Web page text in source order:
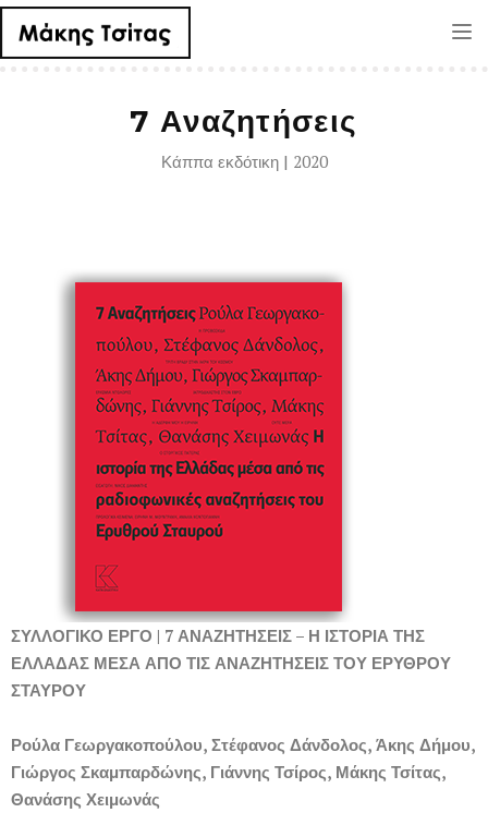
7 Αναζητήσεις
Κάππα εκδότικη | 2020
ΣΥΛΛΟΓΙΚΟ ΕΡΓΟ | 7 ΑΝΑΖΗΤΗΣΕΙΣ – Η ΙΣΤΟΡΙΑ ΤΗΣ
ΕΛΛΑΔΑΣ ΜΕΣΑ ΑΠΟ ΤΙΣ ΑΝΑΖΗΤΗΣΕΙΣ ΤΟΥ ΕΡΥΘΡΟΥ
ΣΤΑΥΡΟΥ
Ρούλα Γεωργακοπούλου, Στέφανος Δάνδολος, Άκης Δήμου,
Γιώργος Σκαμπαρδώνης, Γιάννης Τσίρος, Μάκης Τσίτας,
Θανάσης Χειμωνάς